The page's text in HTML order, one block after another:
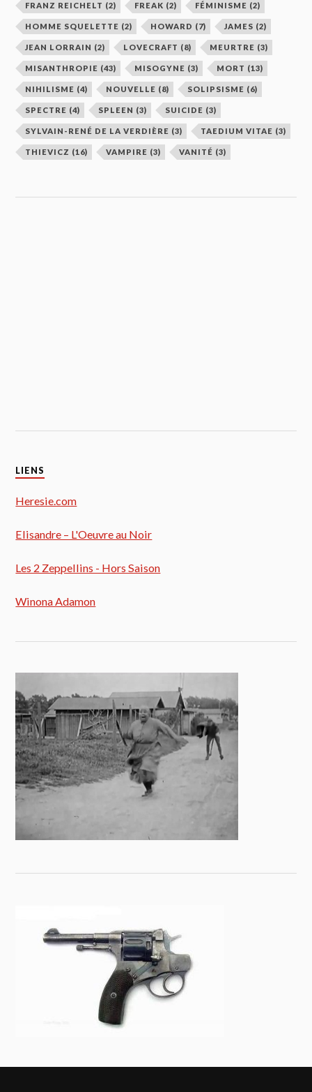
FRANZ REICHELT (2) FREAK (2) FÉMINISME (2)
HOMME SQUELETTE (2) HOWARD (7) JAMES (2)
JEAN LORRAIN (2) LOVECRAFT (8) MEURTRE (3)
MISANTHROPIE (43) MISOGYNE (3) MORT (13)
NIHILISME (4) NOUVELLE (8) SOLIPSISME (6)
SPECTRE (4) SPLEEN (3) SUICIDE (3)
SYLVAIN-RENÉ DE LA VERDIÈRE (3) TAEDIUM VITAE (3)
THIEVICZ (16) VAMPIRE (3) VANITÉ (3)
LIENS
Heresie.com
Elisandre – L'Oeuvre au Noir
Les 2 Zeppellins - Hors Saison
Winona Adamon